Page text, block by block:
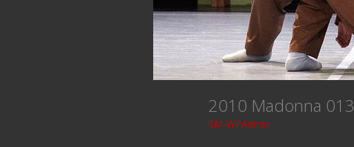
2010 Madonna 013
SM-WPAdmin